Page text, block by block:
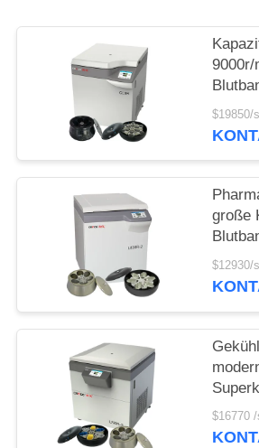
9000r/
CL8R
$19850/
große
$12930/
$16770 /